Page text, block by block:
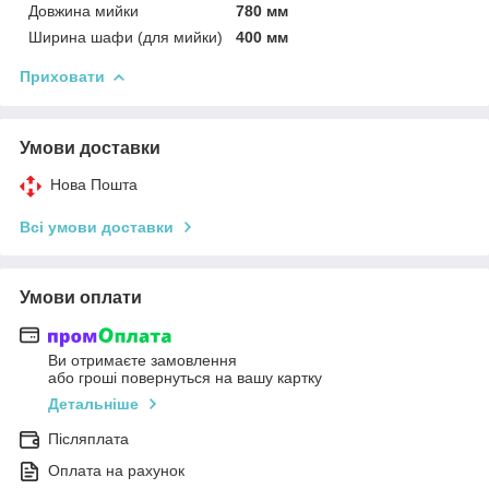
Довжина мийки
780 мм
Ширина шафи (для мийки)
400 мм
Приховати
Умови доставки
Нова Пошта
Всі умови доставки
Умови оплати
Ви отримаєте замовлення
або гроші повернуться на вашу картку
Детальніше
Післяплата
Оплата на рахунок